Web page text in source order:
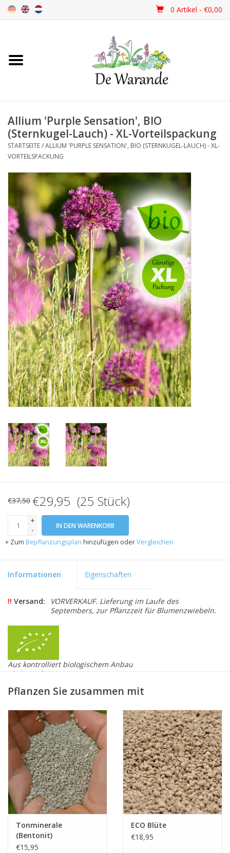
0 Artikel - €0,00
Startseite
Frühjahrsblüher
Sommerblüher
Herbstblüher
Schattenpflanzen
Angebote
Bodenverbesserung
SONSTIGE PRODUKTE
Beratung
Unser Garten!
Starke Zwiebel Tage
Allium 'Purple Sensation', BIO
(Sternkugel-Lauch) - XL-Vorteilspackung
STARTSEITE/ALLIUM 'PURPLE SENSATION', BIO (STERNKUGEL-LAUCH) - XL-
VORTEILSPACKUNG
€37,50 €29,95 (25 Stück)
+
-
IN DEN WARENKORB
+ Zum Bepflanzungsplan hinzufügen oderVergleichen
Informationen Eigenschaften
!! Versand:
VORVERKAUF. Lieferung im Laufe des
Septembers, zur Pflanzzeit für Blumenzwiebeln.
Aus kontrolliert biologischem Anbau
Skal zertifiziert 109846
Ein auffallend dunkler Zierlauch. Die mittelgrosse Blüte
(Durchmesser 10 cm) ist dunkel lila. Blütenstängel circa 70 cm
Blumenzwiebelweide oder in Kombination mit Stauden in
Rabatten. In einem sonnigen Frühling blüht der 'Purple
Sensation' schon Ende April!
Pflanzen Sie zusammen mit
Tonminerale
(Bentonit)
€15,95
ECO Blüte
€18,95